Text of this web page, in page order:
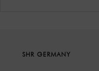
SHR GERMANY